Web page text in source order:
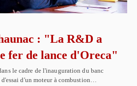
: "La R&D a
fer de lance d'Oreca"
le cadre de l'inauguration du banc
d'essai d'un moteur à combustion…